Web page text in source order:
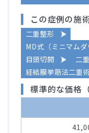
この症例の施
二重整形
MD式（ミニマムダ
目頭切開
二
経結膜挙筋法二重
標準的な価格